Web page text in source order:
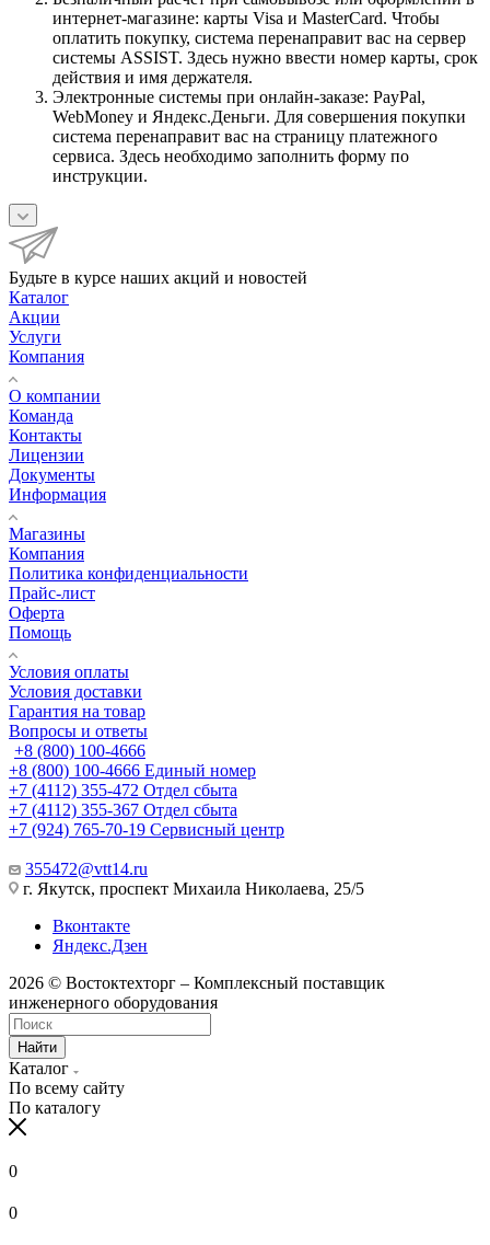
интернет-магазине: карты Visa и MasterCard. Чтобы
оплатить покупку, система перенаправит вас на сервер
системы ASSIST. Здесь нужно ввести номер карты, срок
действия и имя держателя.
Электронные системы при онлайн-заказе: PayPal,
WebMoney и Яндекс.Деньги. Для совершения покупки
система перенаправит вас на страницу платежного
сервиса. Здесь необходимо заполнить форму по
инструкции.
Будьте в курсе наших акций и новостей
Каталог
Акции
Услуги
Компания
О компании
Команда
Контакты
Лицензии
Документы
Информация
Магазины
Компания
Политика конфиденциальности
Прайс-лист
Оферта
Помощь
Условия оплаты
Условия доставки
Гарантия на товар
Вопросы и ответы
+8 (800) 100-4666
+8 (800) 100-4666 Единый номер
+7 (4112) 355-472 Отдел сбыта
+7 (4112) 355-367 Отдел сбыта
+7 (924) 765-70-19 Сервисный центр
355472@vtt14.ru
г. Якутск, проспект Михаила Николаева, 25/5
Вконтакте
Яндекс.Дзен
2026 © Востоктехторг – Комплексный поставщик
инженерного оборудования
Найти
Каталог
По всему сайту
По каталогу
0
0